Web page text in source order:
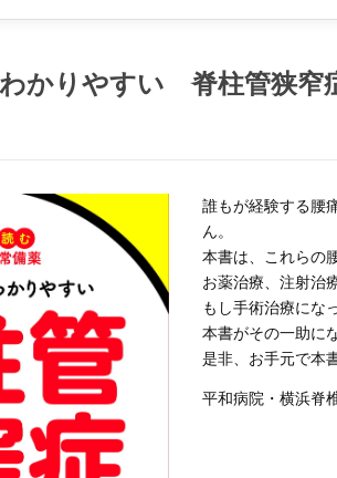
かりやすい 脊柱管狭窄
誰もが経験する腰
ん。
本書は、これらの
お薬治療、注射治
もし手術治療にな
本書がその一助に
是非、お手元で本
平和病院・横浜